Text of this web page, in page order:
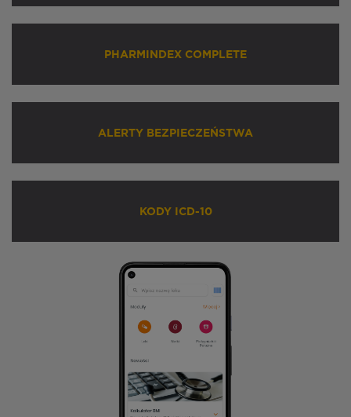
PHARMINDEX COMPLETE
ALERTY BEZPIECZEŃSTWA
KODY ICD-10